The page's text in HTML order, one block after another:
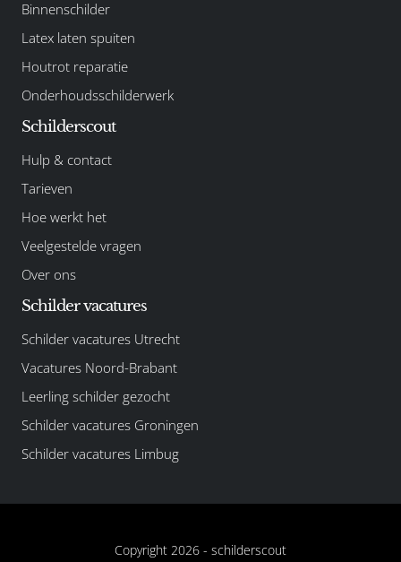
Binnenschilder
Latex laten spuiten
Houtrot reparatie
Onderhoudsschilderwerk
Schilderscout
Hulp & contact
Tarieven
Hoe werkt het
Veelgestelde vragen
Over ons
Schilder vacatures
Schilder vacatures Utrecht
Vacatures Noord-Brabant
Leerling schilder gezocht
Schilder vacatures Groningen
Schilder vacatures Limbug
Copyright 2026 - schilderscout